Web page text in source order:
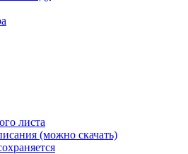
листа
(можно скачать)